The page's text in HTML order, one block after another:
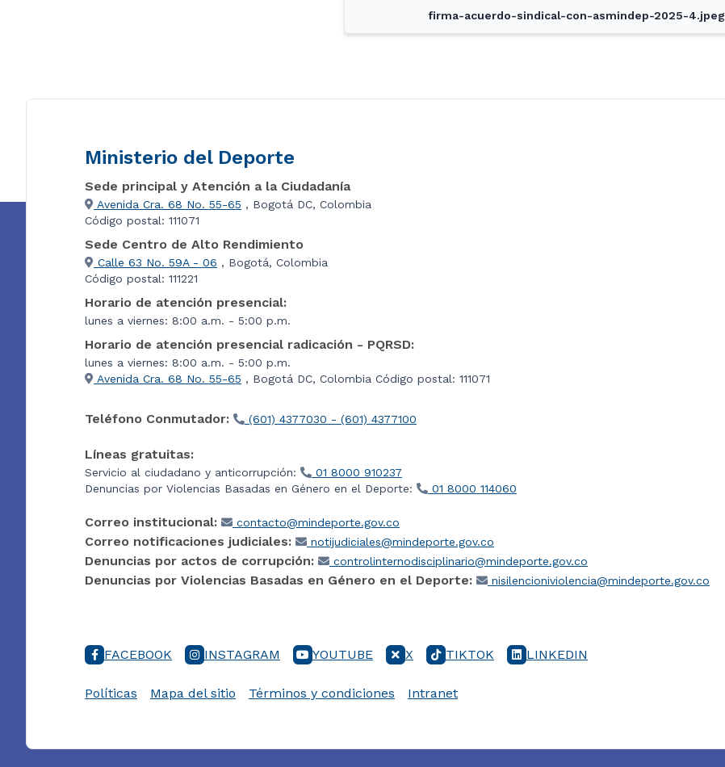
firma-acuerdo-sindical-con-asmindep-2025-4.jpeg
Ministerio del Deporte
Sede principal y Atención a la Ciudadanía
Avenida Cra. 68 No. 55-65 , Bogotá DC, Colombia
Código postal: 111071
Sede Centro de Alto Rendimiento
Calle 63 No. 59A - 06 , Bogotá, Colombia
Código postal: 111221
Horario de atención presencial:
lunes a viernes: 8:00 a.m. - 5:00 p.m.
Horario de atención presencial radicación - PQRSD:
lunes a viernes: 8:00 a.m. - 5:00 p.m.
Avenida Cra. 68 No. 55-65 , Bogotá DC, Colombia Código postal: 111071
Teléfono Conmutador: (601) 4377030 - (601) 4377100
Líneas gratuitas:
Servicio al ciudadano y anticorrupción:
01 8000 910237
Denuncias por Violencias Basadas en Género en el Deporte:
01 8000 114060
Correo institucional: contacto@mindeporte.gov.co
Correo notificaciones judiciales: notijudiciales@mindeporte.gov.co
Denuncias por actos de corrupción: controlinternodisciplinario@mindeporte.gov.co
Denuncias por Violencias Basadas en Género en el Deporte: nisilencioniviolencia@mindeporte.gov.co
FACEBOOK INSTAGRAM YOUTUBE X TIKTOK LINKEDIN
Políticas Mapa del sitio Términos y condiciones Intranet